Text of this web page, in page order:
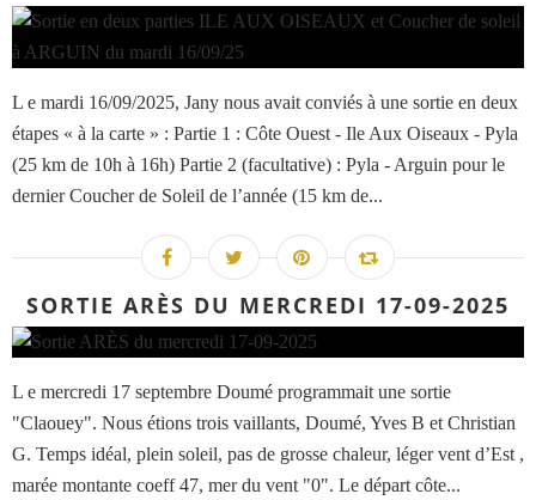
L e mardi 16/09/2025, Jany nous avait conviés à une sortie en deux
étapes « à la carte » : Partie 1 : Côte Ouest - Ile Aux Oiseaux - Pyla
(25 km de 10h à 16h) Partie 2 (facultative) : Pyla - Arguin pour le
dernier Coucher de Soleil de l’année (15 km de...
SORTIE ARÈS DU MERCREDI 17-09-2025
L e mercredi 17 septembre Doumé programmait une sortie
"Claouey". Nous étions trois vaillants, Doumé, Yves B et Christian
G. Temps idéal, plein soleil, pas de grosse chaleur, léger vent d’Est ,
marée montante coeff 47, mer du vent "0". Le départ côte...